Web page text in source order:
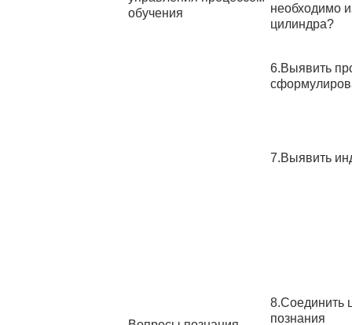
обучения
необходимо
цилиндра?
6.Выявить
7.Выявить
8.Соединить
познания